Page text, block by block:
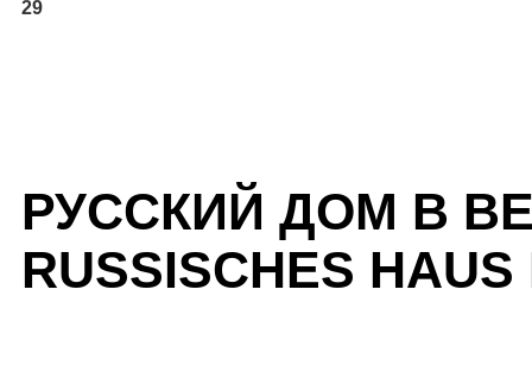
29
РУССКИЙ ДОМ В
RUSSISCHES HAUS